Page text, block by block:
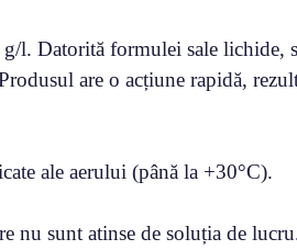
l. Datorită formulei sale lichide,
are o acțiune rapidă,
ale aerului (până la +30°C).
nu sunt atinse de soluția de